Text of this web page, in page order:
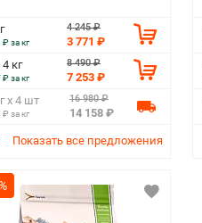
за кг
4 245 ₽
3 771 ₽
4 кг
за кг
8 490 ₽
7 253 ₽
х 4 шт
за кг
16 980 ₽
14 158 ₽
Показать все предложения